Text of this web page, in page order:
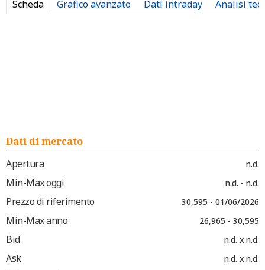
Scheda Grafico avanzato Dati intraday Analisi
Dati di mercato
Apertura
n.d.
Min-Max oggi n.d. - n.d.
Prezzo di riferimento 30,595 - 01/06/2026
Min-Max anno 26,965 - 30,595
Bid n.d. x n.d.
Ask n.d. x n.d.